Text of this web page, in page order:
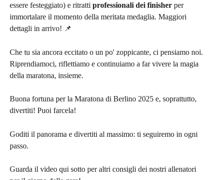
essere festeggiato) e ritratti professionali dei finisher per
immortalare il momento della meritata medaglia. Maggiori
dettagli in arrivo! 📌
Che tu sia ancora eccitato o un po' zoppicante, ci pensiamo noi.
Riprendiamoci, riflettiamo e continuiamo a far vivere la magia
della maratona, insieme.
Buona fortuna per la Maratona di Berlino 2025 e, soprattutto,
divertiti! Puoi farcela!
Goditi il panorama e divertiti al massimo: ti seguiremo in ogni
passo.
Guarda il video qui sotto per altri consigli dei nostri allenatori